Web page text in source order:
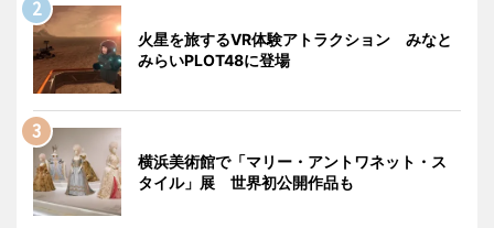
火星を旅するVR体験アトラクション みなと
みらいPLOT48に登場
横浜美術館で「マリー・アントワネット・ス
タイル」展 世界初公開作品も